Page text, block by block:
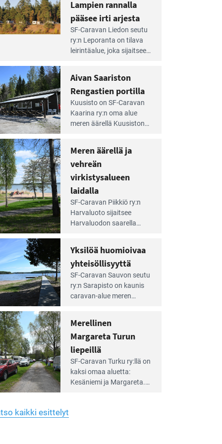
Lampien rannalla
pääsee irti arjesta
SF-Caravan Liedon seutu
ry:n Leporanta on tilava
leirintäalue, joka sijaitsee
ympärillä. – Lampi on
upea ja puhdas, ja se
tarjoaa ympäris­töineen
kauniit maisemat ja
loistavat virkistäytymis­
Aivan Saariston
Rengastien portilla
Kuusisto on SF-Caravan
Kaarina ry:n oma alue
meren äärellä Kuusiston
lapsiystävällinen,
rauhallinen ja
silmiinpistävän siisti.
Meren äärellä ja
vehreän
virkistysalueen
laidalla
SF-Caravan Piikkiö ry:n
Harvaluoto sijait­see
Harvaluodon saarella
käyttöön­sä osan kunnan
viiden hehtaarin
virkistysalueesta.
Yksilöä huomioivaa
yhteisöllisyyttä
SF-Caravan Sauvon seutu
ry:n Sarapisto on kaunis
caravan-alue meren
on 130 sähköllä
varustettua caravan-paik­
kaa sekä kymmenen
paikkaa ilman sähköä.
Merellinen
Margareta Turun
liepeillä
SF-Caravan Turku ry:llä on
kaksi omaa aluet­ta:
Kesäniemi ja Margareta.
kaikki esittelyt